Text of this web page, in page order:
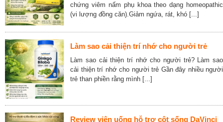
chứng viêm nấm phụ khoa theo dạng homeopathic
(vi lượng đồng căn).Giảm ngứa, rát, khó [...]
Làm sao cải thiện trí nhớ cho người trẻ
Làm sao cải thiện trí nhớ cho người trẻ? Làm sao
cải thiện trí nhớ cho người trẻ Gần đây nhiều người
trẻ than phiền rằng mình [...]
Review viên uống hỗ trợ cột sống DaVinci